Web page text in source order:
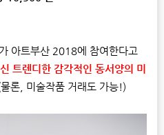
아트부산 2018에 참여한다고
트렌디한 감각적인 동서양의 미
론, 미술작품 거래도 가능!)